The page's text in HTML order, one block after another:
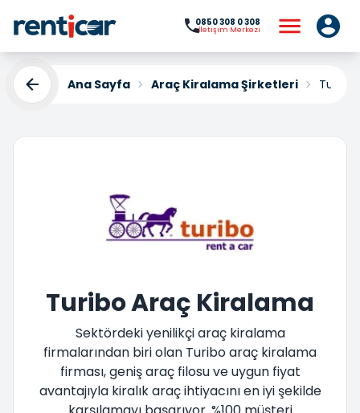
0850 308 0 308
İletişim Merkezi
Ana Sayfa Araç Kiralama Şirketleri Turibo
Turibo Araç Kiralama
Sektördeki yenilikçi araç kiralama
firmalarından biri olan Turibo araç kiralama
firması, geniş araç filosu ve uygun fiyat
avantajıyla kiralık araç ihtiyacını en iyi şekilde